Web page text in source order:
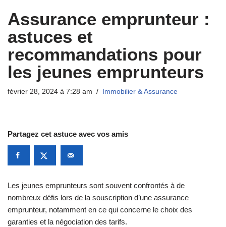
Assurance emprunteur :
astuces et
recommandations pour
les jeunes emprunteurs
février 28, 2024 à 7:28 am Immobilier & Assurance
Partagez cet astuce avec vos amis
Les jeunes emprunteurs sont souvent confrontés à de
nombreux défis lors de la souscription d’une assurance
emprunteur, notamment en ce qui concerne le choix des
garanties et la négociation des tarifs.